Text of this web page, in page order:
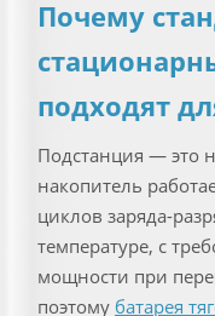
Почему
подходят
Подстанция — это
накопитель
циклов заряда-
температуре, с
мощности при
поэтому батарея